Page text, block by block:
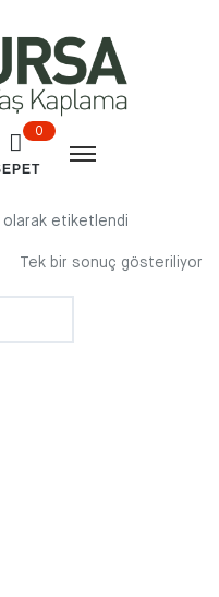
0
olarak etiketlendi
Tek bir sonuç gösteriliyor